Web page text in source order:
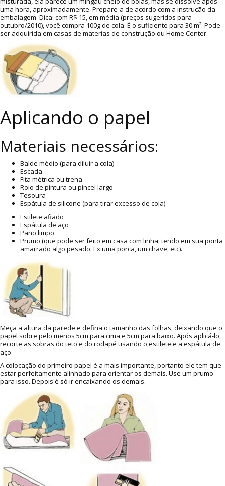
uma hora, aproximadamente. Prepare-a de acordo com a instrução da
embalagem. Dica: com R$ 15, em média (preços sugeridos para
outubro/2010), você compra 100g de cola. É o suficiente para 30 m². Pode
ser adquirida em casas de materias de construção ou Home Center.
Aplicando o papel
Materiais necessários:
Balde médio (para diluir a cola)
Escada
Fita métrica ou trena
Rolo de pintura ou pincel largo
Tesoura
Espátula de silicone (para tirar excesso de cola)
Estilete afiado
Espátula de aço
Pano limpo
Prumo (que pode ser feito em casa com linha, tendo em sua ponta
amarrado algo pesado. Ex:uma porca, um chave, etc).
Meça a altura da parede e defina o tamanho das folhas, deixando que o
papel sobre pelo menos 5cm para cima e 5cm para baixo. Após aplicá-lo,
recorte as sobras do teto e do rodapé usando o estilete e a espátula de
aço.
A colocação do primeiro papel é a mais importante, portanto ele tem que
estar perfeitamente alinhado para orientar os demais. Use um prumo
para isso. Depois é só ir encaixando os demais.